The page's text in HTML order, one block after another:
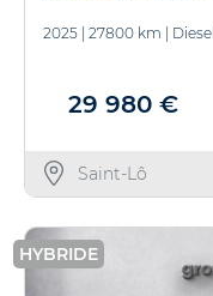
2025 27800 km Diesel
29 980 €
Saint-Lô
HYBRIDE